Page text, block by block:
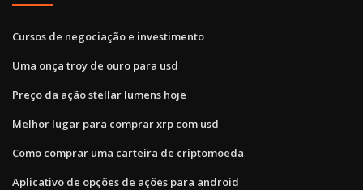
Cursos de negociação e investimento
Uma onça troy de ouro para usd
Preço da ação stellar lumens hoje
Melhor lugar para comprar xrp com usd
Como comprar uma carteira de criptomoeda
Aplicativo de opções de ações para android